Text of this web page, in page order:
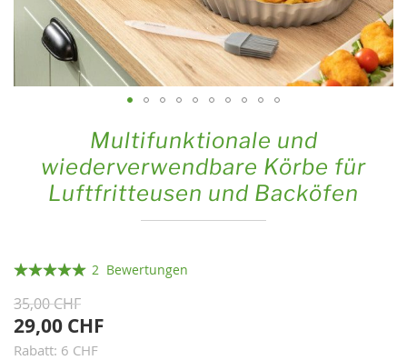
Bildgalerie
Multifunktionale und
wiederverwendbare Körbe für
Luftfritteusen und Backöfen
Bewertung:2 Bewertungen
35,00 CHF
29,00 CHF
Rabatt: 6 CHF